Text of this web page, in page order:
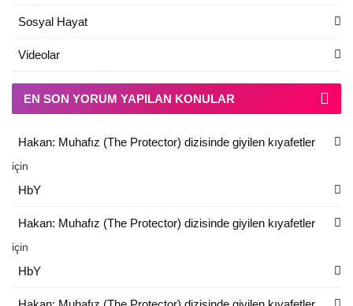
Sosyal Hayat
Videolar
EN SON YORUM YAPILAN KONULAR
Hakan: Muhafız (The Protector) dizisinde giyilen kıyafetler
için
HbY
Hakan: Muhafız (The Protector) dizisinde giyilen kıyafetler
için
HbY